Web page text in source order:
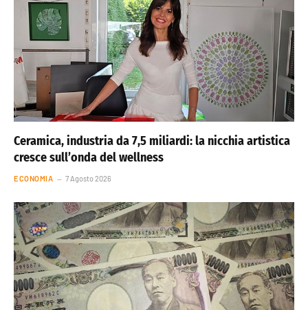
Ceramica, industria da 7,5 miliardi: la nicchia artistica
cresce sull’onda del wellness
ECONOMIA 7 Agosto 2026